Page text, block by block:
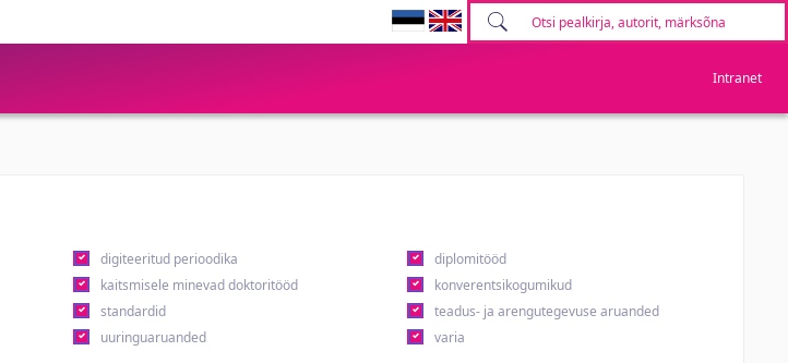
Intranet
digiteeritud perioodika
diplomitööd
kaitsmisele minevad doktoritööd
konverentsikogumikud
standardid
teadus- ja arengutegevuse aruanded
uuringuaruanded
varia